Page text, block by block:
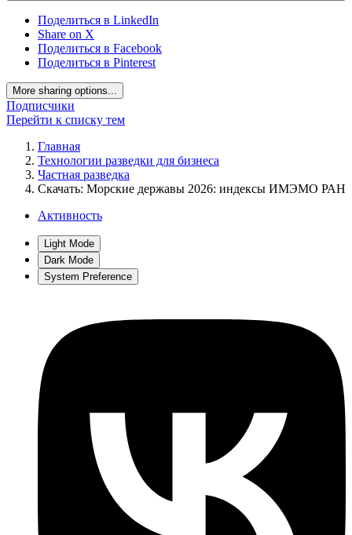
Поделиться в LinkedIn
Share on X
Поделиться в Facebook
Поделиться в Pinterest
More sharing options...
Подписчики
Перейти к списку тем
Главная
Технологии разведки для бизнеса
Частная разведка
Скачать: Морские державы 2026: индексы ИМЭМО РАН
Активность
Light Mode
Dark Mode
System Preference